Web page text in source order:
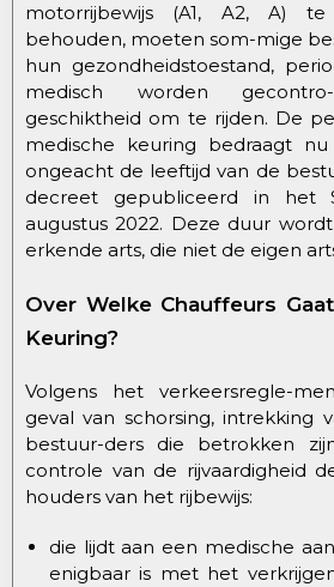
motorrijbewijs (A1, A2, A)
behouden, moeten som-mige
hun gezondheidstoestand,
medisch worden
geschiktheid om te rijden. De
medische keuring bedraagt
ongeacht de leeftijd van de
decreet gepubliceerd in het
augustus 2022. Deze duur
erkende arts, die niet de eigen
Over Welke Chauffeurs
Keuring?
Volgens het verkeersregle-
geval van schorsing, intrekking
bestuur-ders die betrokken
controle van de rijvaardigheid
houders van het rijbewijs:
die lijdt aan een medische
enigbaar is met het